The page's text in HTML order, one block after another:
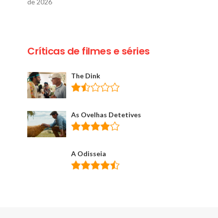
de 2026
Críticas de filmes e séries
The Dink
As Ovelhas Detetives
A Odisseia